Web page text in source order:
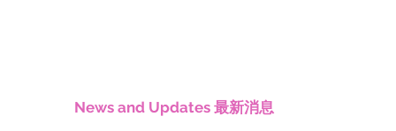
News and Updates 最新消息